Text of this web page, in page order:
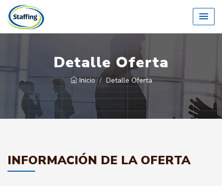
Detalle Oferta
Inicio Detalle Oferta
INFORMACIÓN DE LA OFERTA